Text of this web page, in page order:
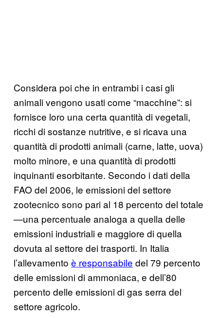
Considera poi che in entrambi i casi gli
animali vengono usati come “macchine”: si
fornisce loro una certa quantità di vegetali,
ricchi di sostanze nutritive, e si ricava una
quantità di prodotti animali (carne, latte, uova)
molto minore, e una quantità di prodotti
inquinanti esorbitante. Secondo i dati della
FAO del 2006, le emissioni del settore
zootecnico sono pari al 18 percento del totale
—una percentuale analoga a quella delle
emissioni industriali e maggiore di quella
dovuta al settore dei trasporti. In Italia
l’allevamento è responsabile del 79 percento
delle emissioni di ammoniaca, e dell’80
percento delle emissioni di gas serra del
settore agricolo.